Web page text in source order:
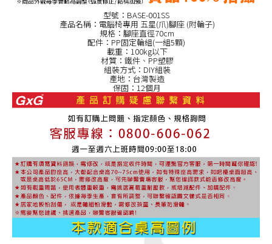
型號：BASE-001SS
產品名稱：電腦椅專用 五星(爪)腳座 (附輪子)
規格：腳座直徑70cm
配件：PP固定輪組(一組5顆)
載重：100kg以下
材質：鐵件、PP塑膠
組裝方式：DIY組裝
產地：台灣製造
保固：12個月